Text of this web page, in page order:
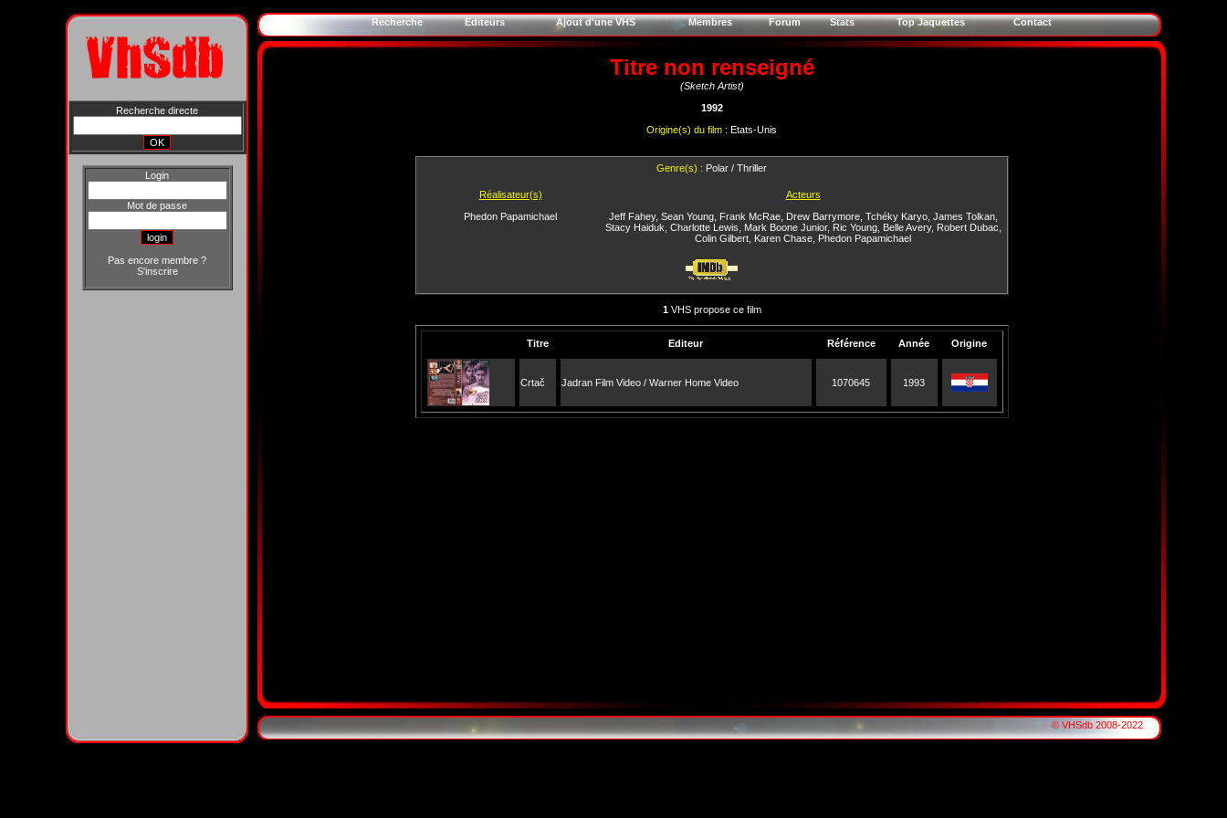
Recherche directe
Login
Mot de passe
Pas encore membre ?
S'inscrire
Recherche Editeurs Ajout d'une VHS Membres Forum Stats Top Jaquettes Contact
Titre non renseigné
(Sketch Artist)
1992
Origine(s) du film : Etats-Unis
Genre(s) : Polar / Thriller
Réalisateur(s)
Phedon Papamichael
Acteurs
Jeff Fahey, Sean Young, Frank McRae, Drew Barrymore, Tchéky Karyo, James Tolkan,
Stacy Haiduk Charlotte Lewis Mark Boone Junior, Ric Young, Belle Avery, Robert Dubac
Colin Gilbert Karen Chase Phedon Papamichael
1VHS propose ce film
Titre Editeur Référence Année Origine
Crtač Jadran Film Video / Warner Home Video 1070645 1993
© VHSdb 2008-2022